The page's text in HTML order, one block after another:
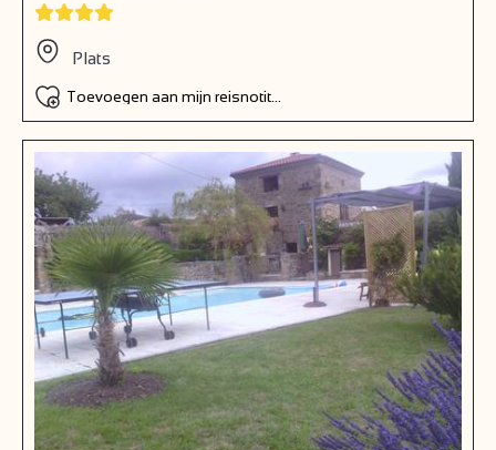
Plats
Toevoegen aan mijn reisnotitieboek